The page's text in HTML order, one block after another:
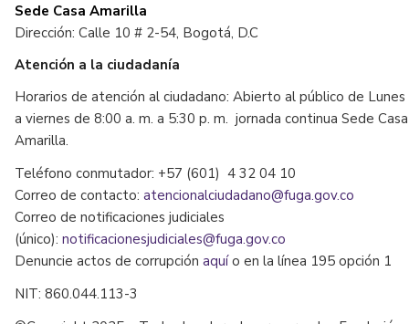
Sede Casa Amarilla
Dirección: Calle 10 # 2-54, Bogotá, D.C
Atención a la ciudadanía
Horarios de atención al ciudadano: Abierto al público de Lunes
a viernes de 8:00 a. m. a 5:30 p. m. jornada continua Sede Casa
Amarilla.
Teléfono conmutador: +57 (601) 4 32 04 10
Correo de contacto: atencionalciudadano@fuga.gov.co
Correo de notificaciones judiciales
(único): notificacionesjudiciales@fuga.gov.co
Denuncie actos de corrupción aquío en la línea 195 opción 1
NIT: 860.044.113-3